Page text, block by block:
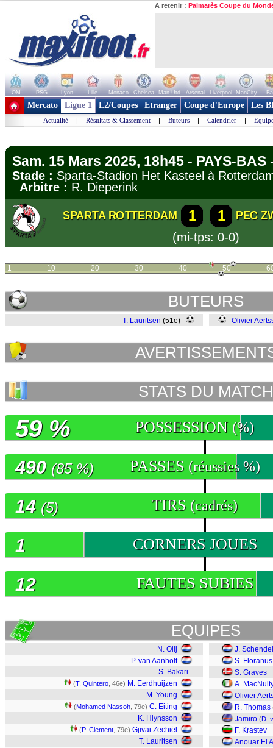
A retenir : Palmarès Coupe du
OM PSG Lyon Lille Monaco Chelsea Man Utd Arsenal Liverpool ManCity
+ de clubs
Mercato Ligue 1 L2/Coupes Etranger Coupe d'Europe Les
Actualité | Résultats & Classement | Buteurs | Calendrier |
Sam. 15 Mars 2025, 18h45 - PAYS-
Stade : Sparta-Stadion Het Kasteel à
Arbitre : R. Dieperink
SPARTA ROTTERDAM 1 1
PEC
(mi-tps: 0-0)
1 10 20 30 40 50
BUTEURS
T. Lauritsen (51e) Olivier
STATS DU MATCH
POSSESSION (%)
59 %
PASSES (réussies %)
490 (85 %)
TIRS (cadrés)
14 (5)
CORNERS JOUES
1
FAUTES SUBIES
12
EQUIPES
N. Olij
P. van Aanholt
S. Bakari
(T. Quintero , 46e) M. Eerdhuijzen
M. Young
(Mohamed Nassoh , 79e) C. Eiting
K. Hlynsson
(P. Clement , 79e) Gjivai Zechiël
T. Lauritsen
J.
S. Floranus
S. Graves
A.
Olivier
R. Thomas
Jamiro (D.
F. Krastev
Anouar El